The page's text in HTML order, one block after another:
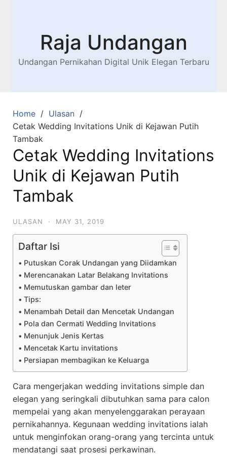
Raja Undangan
Undangan Pernikahan Digital Unik Elegan Terbaru
Home
Ulasan
Cetak Wedding Invitations Unik di Kejawan Putih
Tambak
Cetak Wedding Invitations
Unik di Kejawan Putih
Tambak
ULASAN · MAY 31, 2019
Daftar Isi
Putuskan Corak Undangan yang Diidamkan
Merencanakan Latar Belakang Invitations
Memutuskan gambar dan leter
Tips:
Menambah Detail dan Mencetak Undangan
Pola dan Cermati Wedding Invitations
Menunjuk Jenis Kertas
Mencetak Kartu invitations
Persiapan membagikan ke Keluarga
Cara mengerjakan wedding invitations simple dan
elegan yang seringkali dibutuhkan sama para calon
mempelai yang akan menyelenggarakan perayaan
pernikahannya. Kegunaan wedding invitations ialah
untuk menginfokan orang-orang yang tercinta untuk
mendatangi saat prosesi perkawinan.